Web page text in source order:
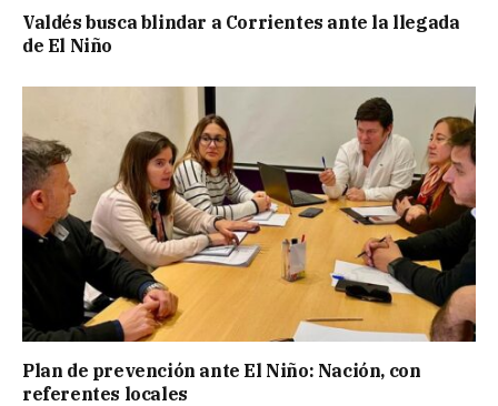
Valdés busca blindar a Corrientes ante la llegada
de El Niño
Plan de prevención ante El Niño: Nación, con
referentes locales